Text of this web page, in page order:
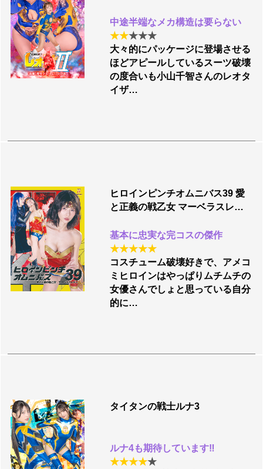
中途半端なメカ構造は要らない
★★★★★
大々的にパッケージに登場させる
ほどアピールしているスーツ破壊
の度合いも小山千智さんのレオタ
イザ…
ヒロインピンチオムニバス39 愛
と正義の戦乙女 マーベラスレデ
基本に忠実な完コスの傑作
★★★★★
コスチューム破壊好きで、アメコ
ミヒロインはやっぱりムチムチの
女優さんでしょと思っている自分
的に…
タイタンの戦士ルナ3
ルナ4も期待しています‼︎
★★★★★